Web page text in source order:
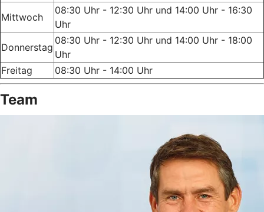
Mittwoch
08:30 Uhr - 12:30 Uhr und 14:00 Uhr - 16:30
Uhr
Donnerstag
08:30 Uhr - 12:30 Uhr und 14:00 Uhr - 18:00
Uhr
Freitag
08:30 Uhr - 14:00 Uhr
Team